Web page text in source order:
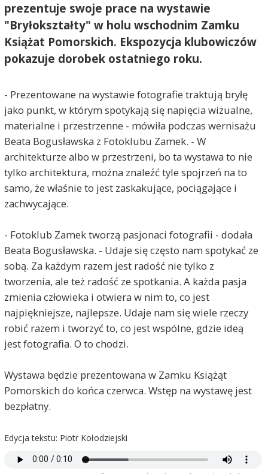
prezentuje swoje prace na wystawie
"Bryłokształty" w holu wschodnim Zamku
Książat Pomorskich. Ekspozycja klubowiczów
pokazuje dorobek ostatniego roku.
- Prezentowane na wystawie fotografie traktują bryłę
jako punkt, w którym spotykają się napięcia wizualne,
materialne i przestrzenne - mówiła podczas wernisażu
Beata Bogusławska z Fotoklubu Zamek. - W
architekturze albo w przestrzeni, bo ta wystawa to nie
tylko architektura, można znaleźć tyle spojrzeń na to
samo, że właśnie to jest zaskakujące, pociągające i
zachwycające.
- Fotoklub Zamek tworzą pasjonaci fotografii - dodała
Beata Bogusławska. - Udaje się często nam spotykać ze
sobą. Za każdym razem jest radość nie tylko z
tworzenia, ale też radość ze spotkania. A każda pasja
zmienia człowieka i otwiera w nim to, co jest
najpiękniejsze, najlepsze. Udaje nam się wiele rzeczy
robić razem i tworzyć to, co jest wspólne, gdzie ideą
jest fotografia. O to chodzi.
Wystawa będzie prezentowana w Zamku Książąt
Pomorskich do końca czerwca. Wstęp na wystawę jest
bezpłatny.
Edycja tekstu: Piotr Kołodziejski